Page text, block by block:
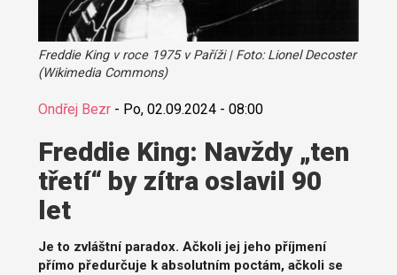
Freddie King v roce 1975 v Paříži | Foto: Lionel Decoster
(Wikimedia Commons)
Ondřej Bezr- Po, 02.09.2024 - 08:00
Freddie King: Navždy „ten
třetí“ by zítra oslavil 90
let
Je to zvláštní paradox. Ačkoli jej jeho příjmení
přímo předurčuje k absolutním poctám, ačkoli se